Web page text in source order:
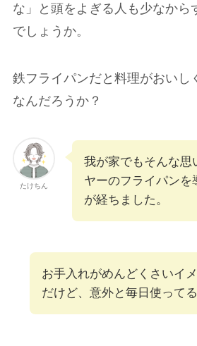
な」と頭をよぎる人も少なから
でしょうか。
鉄フライパンだと料理がおい
なんだろうか？
たけちん
我が家でもそんな思
ヤーのフライパンを
が経ちました。
お手入れがめんどくさいイ
だけど、意外と毎日使って